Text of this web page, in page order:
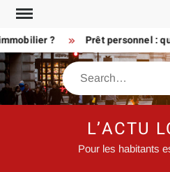
Skip
content? Prêt personnel : que
Search
L’ACTU
Pour les habitants